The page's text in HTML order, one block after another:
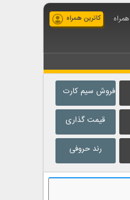
کاترین همراه
فروش سیم کارت
قیمت گذاری
رند حروفی